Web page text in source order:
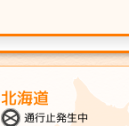
北海道
通行止発生中